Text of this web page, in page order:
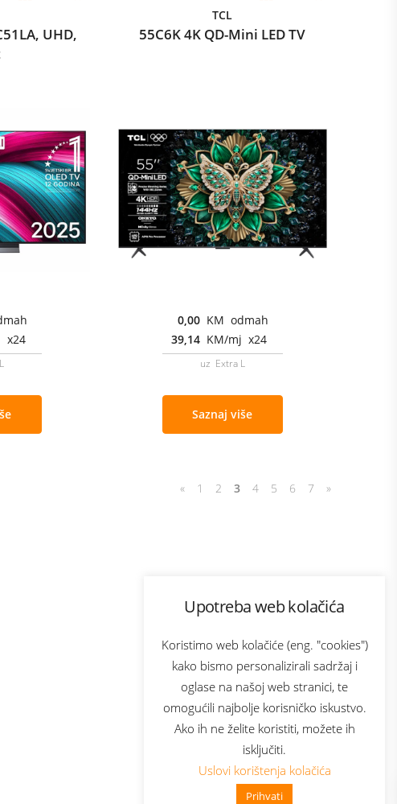
Upotreba web kolačića
Koristimo web kolačiće (eng. "cookies")
kako bismo personalizirali sadržaj i
oglase na našoj web stranici, te
omogućili najbolje korisničko iskustvo.
Ako ih ne želite koristiti, možete ih
isključiti.
Uslovi korištenja kolačića
Prihvati
👋 Zdravo, kako mogu pomoći?
UHD,
x24
TCL
55C6K 4K QD-Mini LED TV
0,00 KM odmah
39,14 KM/mj x24
uz Extra L
Saznaj više
« 1 2 3 4 5 6 7 »
Bonus plus
Prijava za newsletter